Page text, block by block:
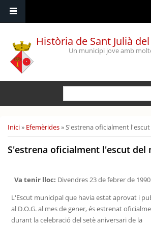
Història de Sant Julià
Un municipi jove amb
Esteu aquí
Inici» Efemèrides» S'estrena oficialment
S'estrena oficialment l'escut del
Va tenir lloc: Divendres 23 de febrer de 1990
L'Escut municipal que havia estat aprovat i
al D.O.G. al mes de gener, és estrenat
durant la celebració del setè aniversari de la